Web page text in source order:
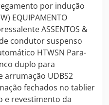
por indução
EQUIPAMENTO
ASSENTOS &
de condutor suspenso
HTWSN Para-
duplo para
arrumação UDBS2
fechados no tablier
e revestimento da